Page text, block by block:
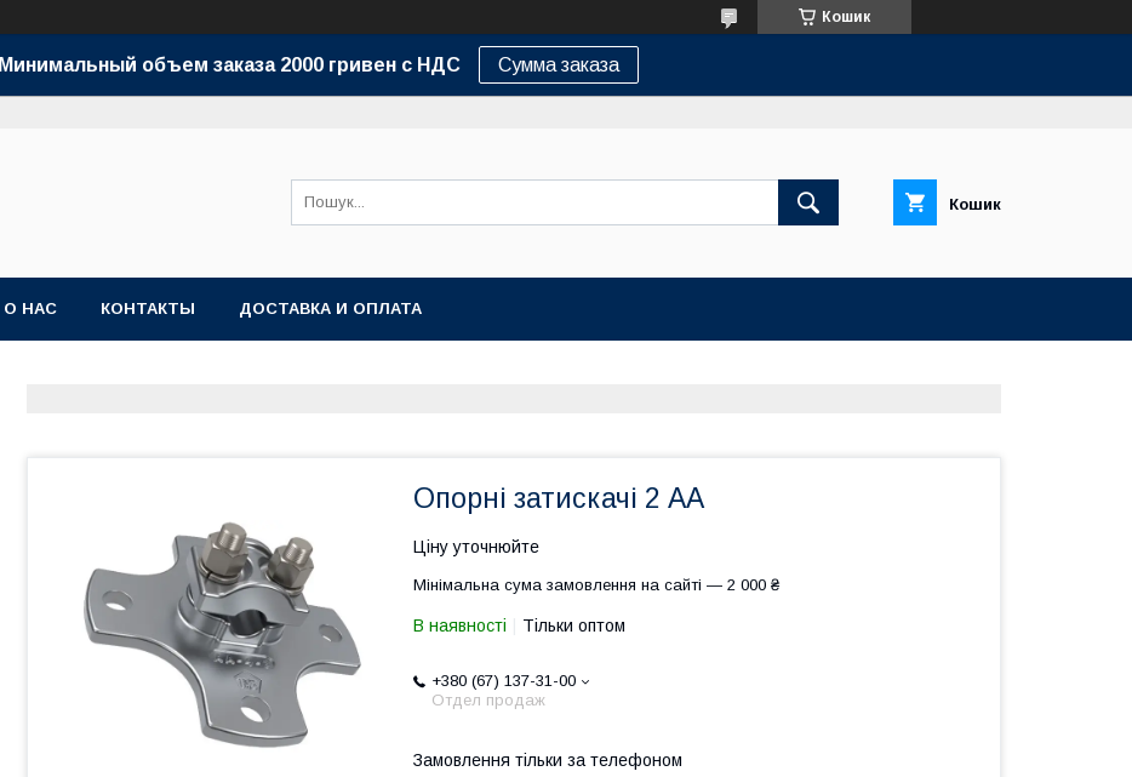
Кошик
Минимальный объем заказа 2000 гривен с НДС Сумма заказа
Кошик
О НАС КОНТАКТЫ ДОСТАВКА И ОПЛАТА
Опорні затискачі 2 АА
Ціну уточнюйте
Мінімальна сума замовлення на сайті — 2 000 ₴
В наявності Тільки оптом
+380 (67) 137-31-00
Отдел продаж
Замовлення тільки за телефоном